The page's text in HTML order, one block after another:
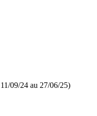
09/24 au 27/06/25)